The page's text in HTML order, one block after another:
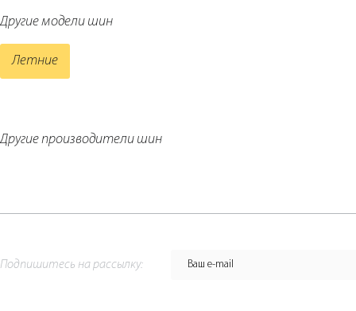
Другие модели шин
Летние
Другие производители шин
Подпишитесь на рассылку: